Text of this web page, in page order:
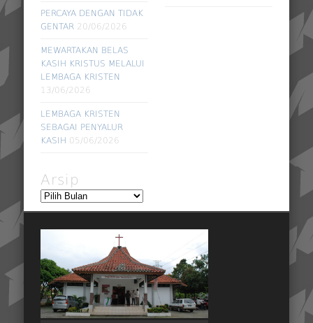
PERCAYA DENGAN TIDAK
GENTAR 20/06/2026
MEWARTAKAN BELAS
KASIH KRISTUS MELALUI
LEMBAGA KRISTEN
13/06/2026
LEMBAGA KRISTEN
SEBAGAI PENYALUR
KASIH 05/06/2026
Arsip
Arsip